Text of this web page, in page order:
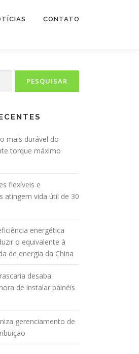
CONTATO
mais durável do
torque máximo
flexíveis e
atingem vida útil de 30
energética
o equivalente à
de energia da China
desaba:
de instalar painéis
gerenciamento de